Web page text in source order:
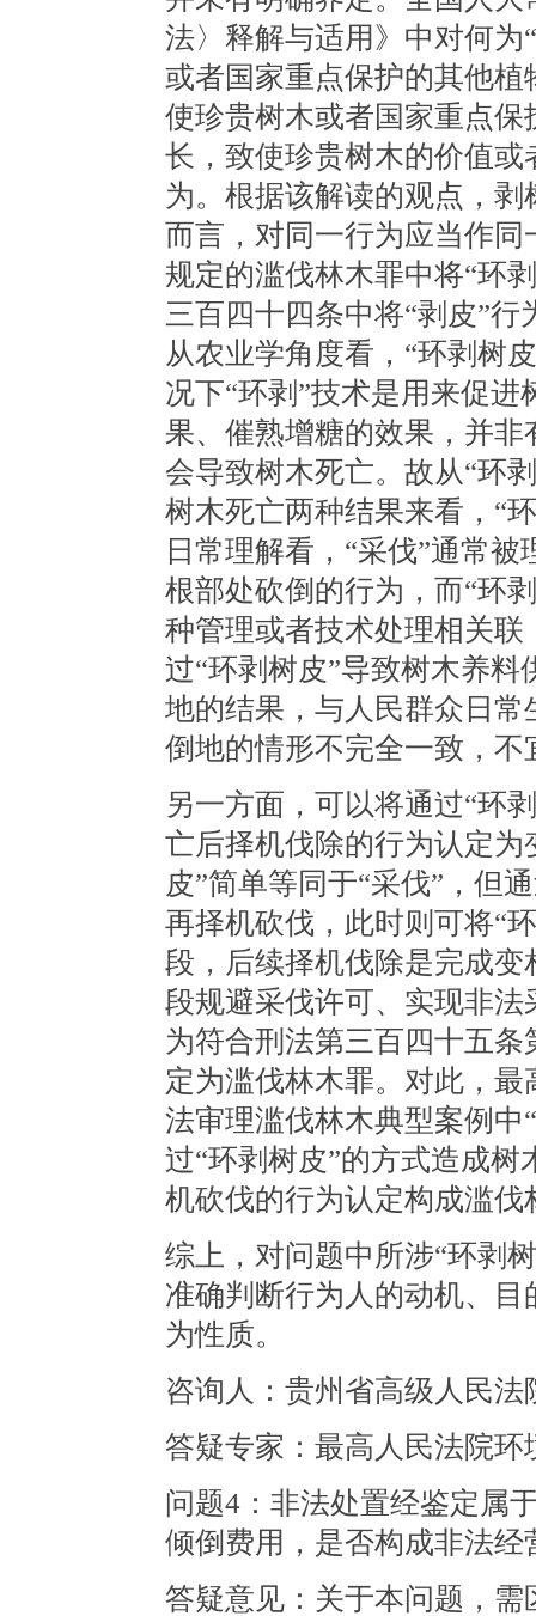
法〉释解与适用》中对何为
或者国家重点保护的其他
使珍贵树木或者国家重点
长，致使珍贵树木的价值
为。根据该解读的观点，
而言，对同一行为应当作
规定的滥伐林木罪中将“环
三百四十四条中将“剥皮”
从农业学角度看，“环剥树
况下“环剥”技术是用来促
果、催熟增糖的效果，并非
会导致树木死亡。故从“环
树木死亡两种结果来看，“
日常理解看，“采伐”通常
根部处砍倒的行为，而“环
种管理或者技术处理相关联
过“环剥树皮”导致树木养
地的结果，与人民群众日
倒地的情形不完全一致，不
另一方面，可以将通过“环
亡后择机伐除的行为认定
皮”简单等同于“采伐”，但
再择机砍伐，此时则可将“
段，后续择机伐除是完成
段规避采伐许可、实现非
为符合刑法第三百四十五
定为滥伐林木罪。对此，
法审理滥伐林木典型案例中
过“环剥树皮”的方式造成
机砍伐的行为认定构成滥伐
综上，对问题中所涉“环剥
准确判断行为人的动机、
为性质。
咨询人：贵州省高级人民
答疑专家：最高人民法院
问题4：非法处置经鉴定属
倾倒费用，是否构成非法经
答疑意见：关于本问题，